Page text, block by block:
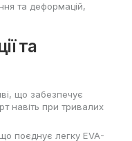
та деформацій,
та
що забезпечує
навіть при тривалих
поєднує легку EVA-